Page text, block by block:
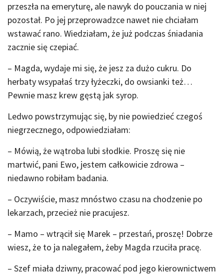
przeszła na emeryturę, ale nawyk do pouczania w niej
pozostał. Po jej przeprowadzce nawet nie chciałam
wstawać rano. Wiedziałam, że już podczas śniadania
zacznie się czepiać.
– Magda, wydaje mi się, że jesz za dużo cukru. Do
herbaty wsypałaś trzy łyżeczki, do owsianki też…
Pewnie masz krew gęstą jak syrop.
Ledwo powstrzymując się, by nie powiedzieć czegoś
niegrzecznego, odpowiedziałam:
– Mówią, że wątroba lubi słodkie. Proszę się nie
martwić, pani Ewo, jestem całkowicie zdrowa –
niedawno robiłam badania.
– Oczywiście, masz mnóstwo czasu na chodzenie po
lekarzach, przecież nie pracujesz.
– Mamo – wtrącił się Marek – przestań, proszę! Dobrze
wiesz, że to ja nalegałem, żeby Magda rzuciła pracę.
– Szef miała dziwny, pracować pod jego kierownictwem